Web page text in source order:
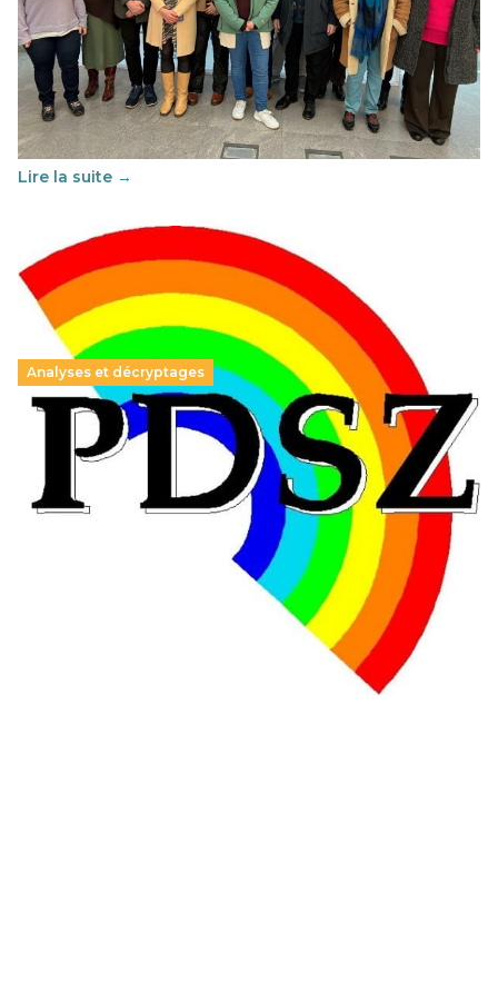
Éducation au vivre-ensemble : un échange croisé
franco-espagnol pour changer d’approche
29 juin 2026-National
Cette année, l'UNSA Éducation a mené un projet Erasmus
soutenu par l'union Européenne et centré sur l'éducation
au vivre-ensemble : quelles différences entre la France…
Lire la suite →
Analyses et décryptages
Hongrie : du changement pour les politiques
éducatives, aussi !
25 juin 2026
En Hongrie, le conservateur Peter Magyar et son parti
Tisza "Respect et liberté" ont remporté une large victoire,
contre le premier ministre sortant, Viktor Orban,…